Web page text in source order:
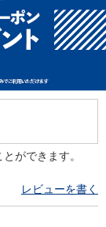
ができます。
レビューを書く